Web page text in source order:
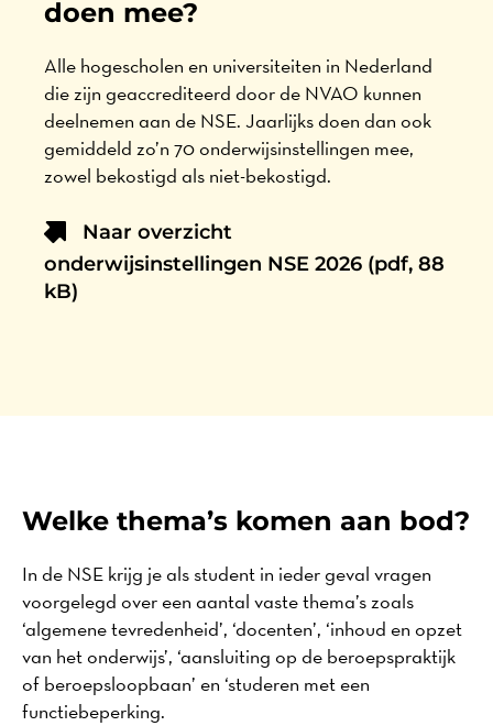
doen mee?
Alle hogescholen en universiteiten in Nederland
die zijn geaccrediteerd door de NVAO kunnen
deelnemen aan de NSE. Jaarlijks doen dan ook
gemiddeld zo’n 70 onderwijsinstellingen mee,
zowel bekostigd als niet-bekostigd.
Naar overzicht
onderwijsinstellingen NSE 2026 (pdf, 88
kB)
Welke thema’s komen aan bod?
In de NSE krijg je als student in ieder geval vragen
voorgelegd over een aantal vaste thema’s zoals
‘algemene tevredenheid’, ‘docenten’, ‘inhoud en opzet
van het onderwijs’, ‘aansluiting op de beroepspraktijk
of beroepsloopbaan’ en ‘studeren met een
functiebeperking.